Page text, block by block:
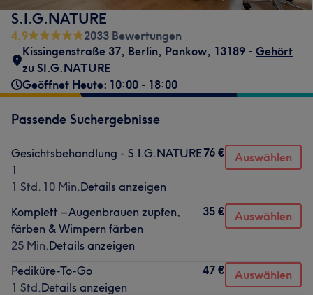
S.I.G.NATURE
4,9
2033 Bewertungen
Kissingenstraße 37, Berlin, Pankow, 13189 - Gehört
zu SI.G.NATURE
Geöffnet Heute: 10:00 - 18:00
Passende Suchergebnisse
Gesichtsbehandlung - S.I.G.NATURE
1
1 Std. 10 Min.Details anzeigen
76 € Auswählen
Komplett – Augenbrauen zupfen,
färben & Wimpern färben
25 Min.Details anzeigen
35 € Auswählen
Pediküre-To-Go
1 Std.Details anzeigen
47 € Auswählen